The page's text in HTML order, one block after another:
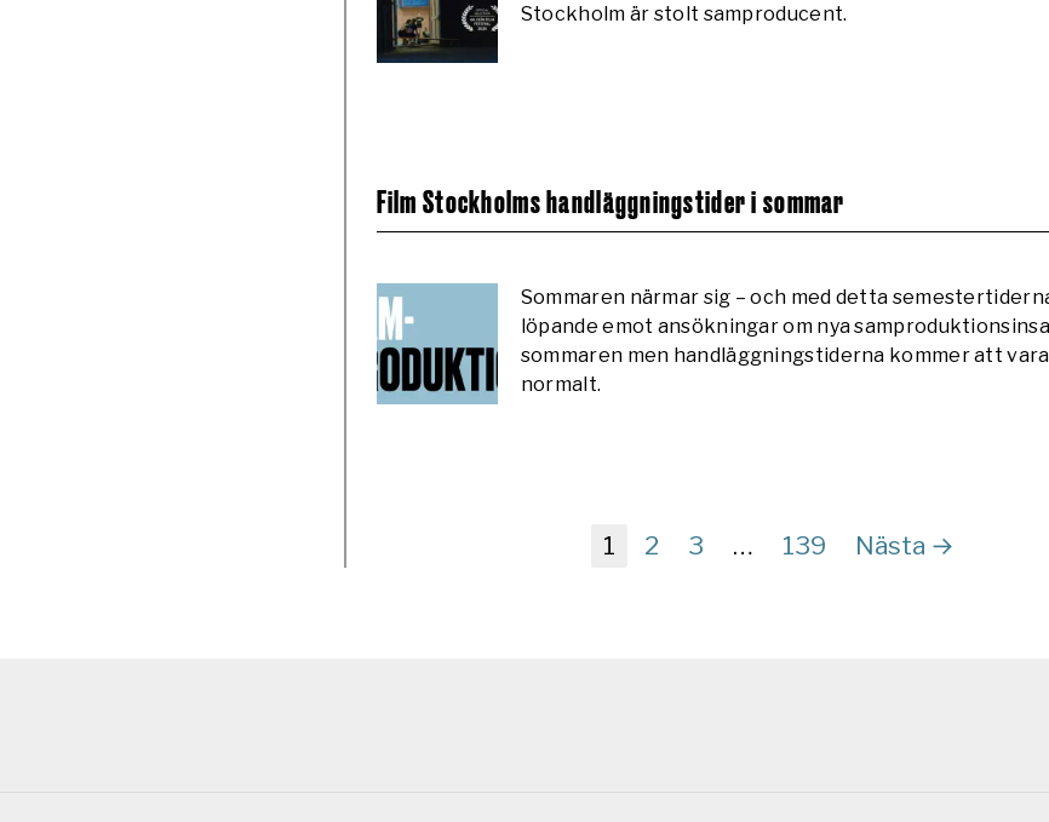
Stockholm är stolt samproducent.
Film Stockholms handläggningstider i sommar
Sommaren närmar sig – och med detta
löpande emot ansökningar om nya
sommaren men handläggningstiderna kommer att
normalt.
1 2 3 … 139 Nästa →